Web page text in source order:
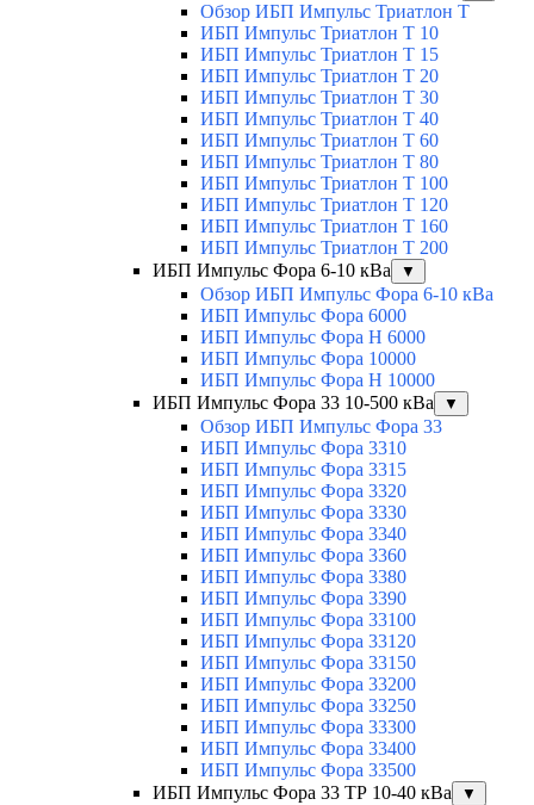
Обзор ИБП Импульс Триатлон Т
ИБП Импульс Триатлон Т 10
ИБП Импульс Триатлон Т 15
ИБП Импульс Триатлон Т 20
ИБП Импульс Триатлон Т 30
ИБП Импульс Триатлон Т 40
ИБП Импульс Триатлон Т 60
ИБП Импульс Триатлон Т 80
ИБП Импульс Триатлон Т 100
ИБП Импульс Триатлон Т 120
ИБП Импульс Триатлон Т 160
ИБП Импульс Триатлон Т 200
ИБП Импульс Фора 6-10 кВа
▼
Обзор ИБП Импульс Фора 6-10 кВа
ИБП Импульс Фора 6000
ИБП Импульс Фора H 6000
ИБП Импульс Фора 10000
ИБП Импульс Фора H 10000
ИБП Импульс Фора 33 10-500 кВа
▼
Обзор ИБП Импульс Фора 33
ИБП Импульс Фора 3310
ИБП Импульс Фора 3315
ИБП Импульс Фора 3320
ИБП Импульс Фора 3330
ИБП Импульс Фора 3340
ИБП Импульс Фора 3360
ИБП Импульс Фора 3380
ИБП Импульс Фора 3390
ИБП Импульс Фора 33100
ИБП Импульс Фора 33120
ИБП Импульс Фора 33150
ИБП Импульс Фора 33200
ИБП Импульс Фора 33250
ИБП Импульс Фора 33300
ИБП Импульс Фора 33400
ИБП Импульс Фора 33500
ИБП Импульс Фора 33 ТР 10-40 кВа
▼